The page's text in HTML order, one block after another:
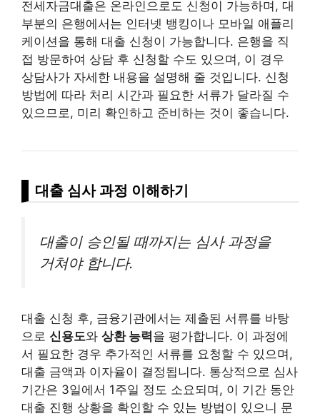
전세자금대출은 온라인으로도 신청이 가능하며, 대
부분의 은행에서는 인터넷 뱅킹이나 모바일 애플리
케이션을 통해 대출 신청이 가능합니다. 은행을 직
접 방문하여 상담 후 신청할 수도 있으며, 이 경우
상담사가 자세한 내용을 설명해 줄 것입니다. 신청
방법에 따라 처리 시간과 필요한 서류가 달라질 수
있으므로, 미리 확인하고 준비하는 것이 좋습니다.
대출 심사 과정 이해하기
대출이 승인될 때까지는 심사 과정을
거쳐야 합니다.
대출 신청 후, 금융기관에서는 제출된 서류를 바탕
으로 신용도와 상환 능력을 평가합니다. 이 과정에
서 필요한 경우 추가적인 서류를 요청할 수 있으며,
대출 금액과 이자율이 결정됩니다. 통상적으로 심사
기간은 3일에서 1주일 정도 소요되며, 이 기간 동안
대출 진행 상황을 확인할 수 있는 방법이 있으니 문